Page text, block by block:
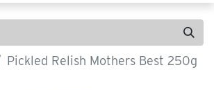
Pickled Relish Mothers Best 250g